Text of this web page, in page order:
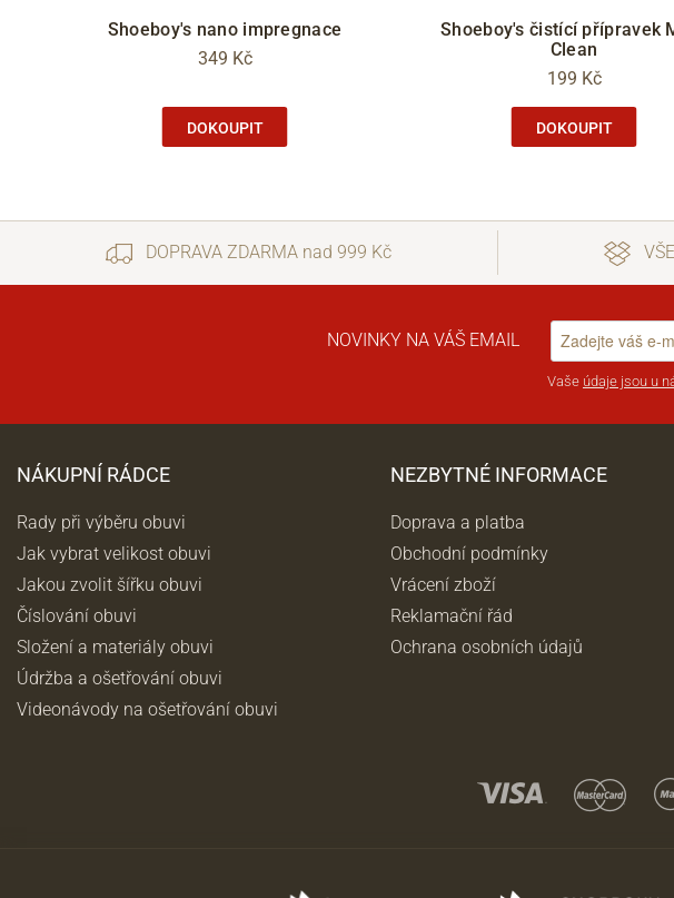
Shoeboy's nano impregnace
349 Kč
DOKOUPIT
Shoeboy's čistící přípravek
Clean
199 Kč
DOKOUPIT
DOPRAVA ZDARMA nad 999 Kč
NOVINKY NA VÁŠ EMAIL
Vaše údaje jsou u
NÁKUPNÍ RÁDCE
Rady při výběru obuvi
Jak vybrat velikost obuvi
Jakou zvolit šířku obuvi
Číslování obuvi
Složení a materiály obuvi
Údržba a ošetřování obuvi
Videonávody na ošetřování obuvi
NEZBYTNÉ INFORMACE
Doprava a platba
Obchodní podmínky
Vrácení zboží
Reklamační řád
Ochrana osobních údajů